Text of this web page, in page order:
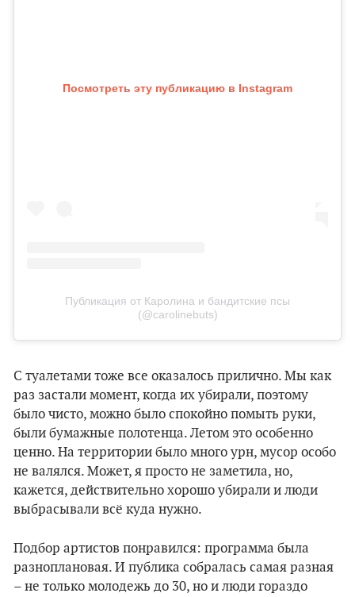
Посмотреть эту публикацию в Instagram
Публикация от Каролина и бандитские псы
(@carolinebuts)
С туалетами тоже все оказалось прилично. Мы как
раз застали момент, когда их убирали, поэтому
было чисто, можно было спокойно помыть руки,
были бумажные полотенца. Летом это особенно
ценно. На территории было много урн, мусор особо
не валялся. Может, я просто не заметила, но,
кажется, действительно хорошо убирали и люди
выбрасывали всё куда нужно.
Подбор артистов понравился: программа была
разноплановая. И публика собралась самая разная
– не только молодежь до 30, но и люди гораздо